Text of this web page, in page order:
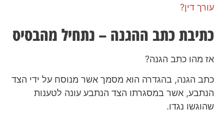
עורך דין?
כתיבת כתב ההגנה – נתחיל מהבסיס
אז מהו כתב הגנה?
כתב הגנה, בהגדרה הוא מסמך אשר מנוסח על ידי הצד
הנתבע, אשר במסגרתו הצד הנתבע עונה לטענות
שהוגשו נגדו.